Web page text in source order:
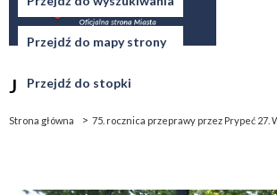
Przejdź do mapy strony
Przejdź do stopki
Jesteś tutaj
Strona główna 75. rocznica przeprawy przez Prypeć